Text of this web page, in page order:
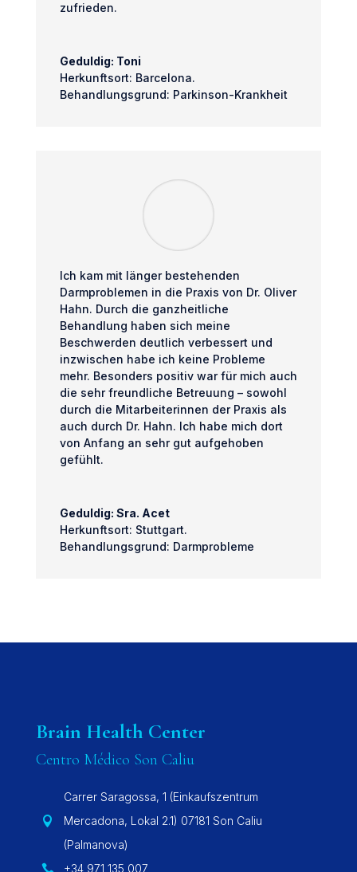
zufrieden.
Geduldig: Toni
Herkunftsort: Barcelona.
Behandlungsgrund: Parkinson-Krankheit
Ich kam mit länger bestehenden
Darmproblemen in die Praxis von Dr. Oliver
Hahn. Durch die ganzheitliche
Behandlung haben sich meine
Beschwerden deutlich verbessert und
inzwischen habe ich keine Probleme
mehr. Besonders positiv war für mich auch
die sehr freundliche Betreuung – sowohl
durch die Mitarbeiterinnen der Praxis als
auch durch Dr. Hahn. Ich habe mich dort
von Anfang an sehr gut aufgehoben
gefühlt.
Geduldig: Sra. Acet
Herkunftsort: Stuttgart.
Behandlungsgrund: Darmprobleme
Brain Health Center
Centro Médico Son Caliu

Carrer Saragossa, 1 (Einkaufszentrum
Mercadona, Lokal 2.1) 07181 Son Caliu
(Palmanova)
 +34 971 135 007